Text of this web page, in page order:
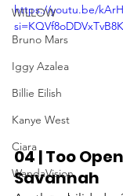
WILLOW
Bruno Mars
Iggy Azalea
Billie Eilish
Kanye West
Ciara
WandaVision
https://youtu.be/
04 | Too
Savannah